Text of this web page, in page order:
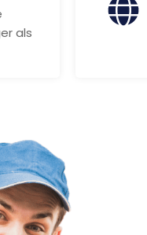
als